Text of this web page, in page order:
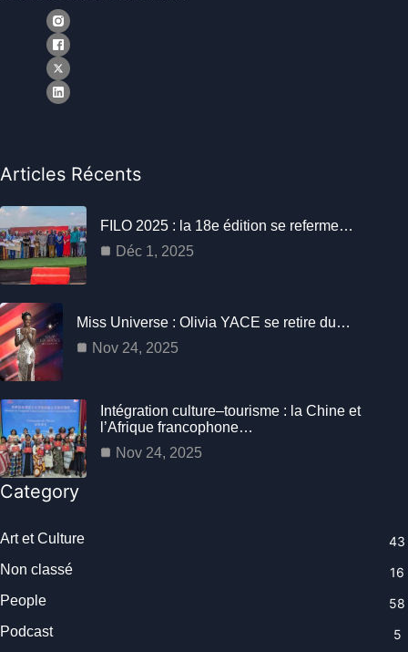
Articles Récents
FILO 2025 : la 18e édition se referme…
Déc 1, 2025
Miss Universe : Olivia YACE se retire du…
Nov 24, 2025
Intégration culture–tourisme : la Chine et
l’Afrique francophone…
Nov 24, 2025
Category
Art et Culture
43
Non classé
16
People
58
Podcast
5